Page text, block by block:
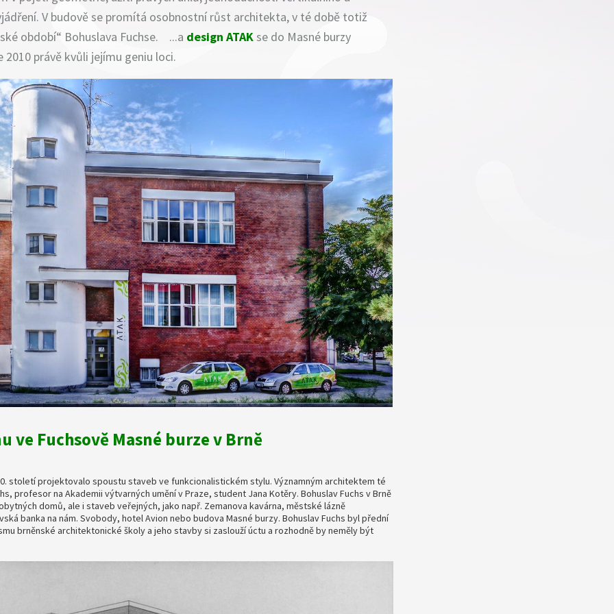
V budově se promítá osobnostní růst architekta, v té době totiž
období“ Bohuslava Fuchse. ...a design ATAKse do Masné burzy
2010 právě kvůli jejímu geniu loci.
ve Fuchsově Masné burze v Brně
století projektovalo spoustu staveb ve funkcionalistickém stylu. Významným architektem té
profesor na Akademii výtvarných umění v Praze, student Jana Kotěry. Bohuslav Fuchs v Brně
domů, ale i staveb veřejných, jako např. Zemanova kavárna, městské lázně
banka na nám. Svobody, hotel Avion nebo budova Masné burzy. Bohuslav Fuchs byl přední
brněnské architektonické školy a jeho stavby si zaslouží úctu a rozhodně by neměly být